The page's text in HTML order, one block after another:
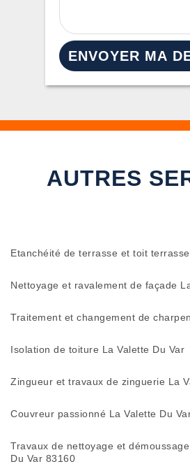
AUTRES
Etanchéité de terrasse et toit
Nettoyage et ravalement de façade
Traitement et changement de
Isolation de toiture La Valette Du Var
Zingueur et travaux de zinguerie La
Couvreur passionné La Valette Du
Travaux de nettoyage et
Du Var 83160